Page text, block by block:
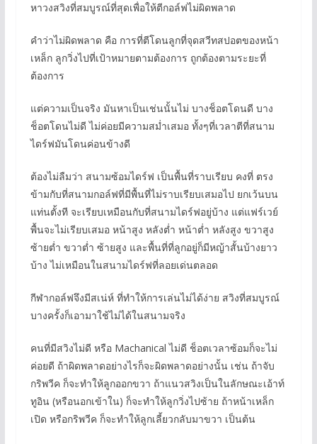
หาวงสวิงที่สมบูรณ์ที่สุดเพื่อให้ตีกอล์ฟไม่ผิดพลาด
คำว่าไม่ผิดพลาด คือ การที่ตีโดนลูกที่จุดสวีทสปอตของหน้า
เหล็ก ลูกวิ่งไปที่เป้าหมายตามต้องการ ถูกต้องตามระยะที่
ต้องการ
แต่ความเป็นจริง มันหาเป็นเช่นนั้นไม่ บางช็อตโดนดี บาง
ช็อตโดนไม่ดี ไม่ค่อยมีความสม่ำเสมอ ทั้งๆที่เวลาตีที่สนาม
ไดร์ฟมันโดนค่อนข้างดี
ต้องไม่ลืมว่า สนามซ้อมไดร์ฟ เป็นพื้นที่ราบเรียบ คงที่ ตรง
ข้ามกับที่สนามกอล์ฟที่มีพื้นที่ไม่ราบเรียบเสมอไป ยกเว้นบน
แท่นตั้งที จะเรียบเหมือนกับที่สนามไดร์ฟอยู่บ้าง แต่แฟร์เวย์
พื้นจะไม่เรียบเสมอ หน้าสูง หลังต่ำ หน้าต่ำ หลังสูง ขวาสูง
ซ้ายต่ำ ขวาต่ำ ซ้ายสูง และพื้นที่ที่ลูกอยู่ก็มีหญ้าสั้นบ้างยาว
บ้าง ไม่เหมือนในสนามไดร์ฟที่ลอยเด่นตลอด
กีฬากอล์ฟจึงมีสเน่ห์ ที่ทำให้การเล่นไม่ได้ง่าย สวิงที่สมบูรณ์
บางครั้งก็เอามาใช้ไม่ได้ในสนามจริง
คนที่มีสวิงไม่ดี หรือ Machanical ไม่ดี ช็อตเวลาซ้อมก็จะไม่
ค่อยดี ถ้าผิดพลาดอย่างไรก็จะผิดพลาดอย่างนั้น เช่น ถ้าจับ
กริพวีค ก็จะทำให้ลูกออกขวา ถ้าแนวสวิงเป็นในลักษณะเอ้าท์
ทูอิน (หรือนอกเข้าใน) ก็จะทำให้ลูกวิ่งไปซ้าย ถ้าหน้าเหล็ก
เปิด หรือกริพวีค ก็จะทำให้ลูกเลี้ยวกลับมาขวา เป็นต้น